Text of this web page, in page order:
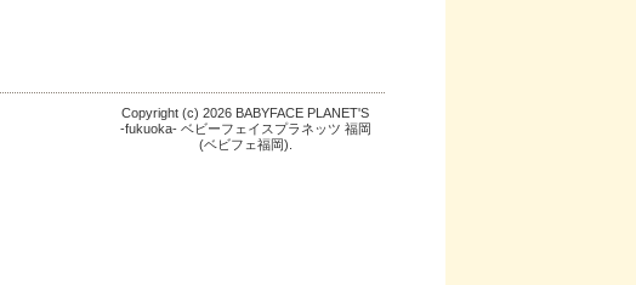
Copyright (c) 2026 BABYFACE PLANET'S
-fukuoka- ベビーフェイスプラネッツ 福岡
(ベビフェ福岡).